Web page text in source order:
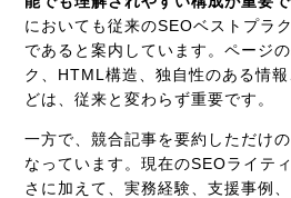
においても従来のSEOベストプラ
であると案内しています。ページ
ク、HTML構造、独自性のある情
どは、従来と変わらず重要です。
一方で、競合記事を要約しただけ
なっています。現在のSEOライテ
さに加えて、実務経験、支援事例